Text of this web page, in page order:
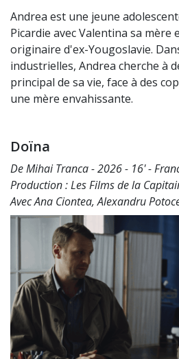
Andrea est une jeune
Picardie avec Valentina sa mère
originaire d'ex-Yougoslavie.
industrielles, Andrea cherche à
principal de sa vie, face à des
une mère envahissante.
Doïna
De Mihai Tranca - 2026 - 16' -
Production : Les Films de la
Avec Ana Ciontea, Alexandru